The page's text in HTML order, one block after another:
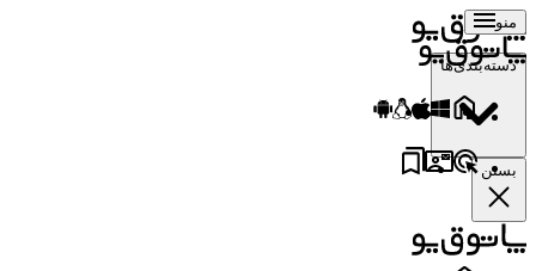
منو
دسته‌بندی‌ها
بستن